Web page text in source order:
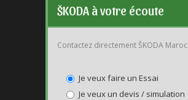
ŠKODA à votre écoute
Contactez directement ŠKODA Maroc
Je veux faire un Essai
Je veux un devis / simulation